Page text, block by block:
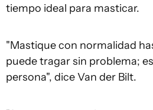
tiempo ideal para masticar.
"Mastique con normalidad
puede tragar sin problema;
persona", dice Van der Bilt.